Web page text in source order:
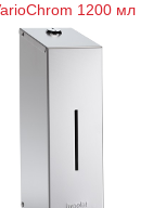
1200 мл